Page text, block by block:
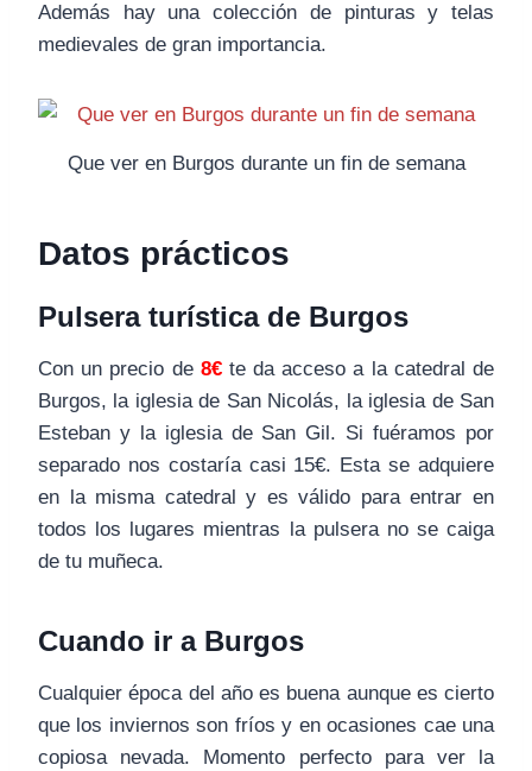
Además hay una colección de pinturas y telas
medievales de gran importancia.
Que ver en Burgos durante un fin de semana
Datos prácticos
Pulsera turística de Burgos
Con un precio de 8€ te da acceso a la catedral de
Burgos, la iglesia de San Nicolás, la iglesia de San
Esteban y la iglesia de San Gil. Si fuéramos por
separado nos costaría casi 15€. Esta se adquiere
en la misma catedral y es válido para entrar en
todos los lugares mientras la pulsera no se caiga
de tu muñeca.
Cuando ir a Burgos
Cualquier época del año es buena aunque es cierto
que los inviernos son fríos y en ocasiones cae una
copiosa nevada. Momento perfecto para ver la